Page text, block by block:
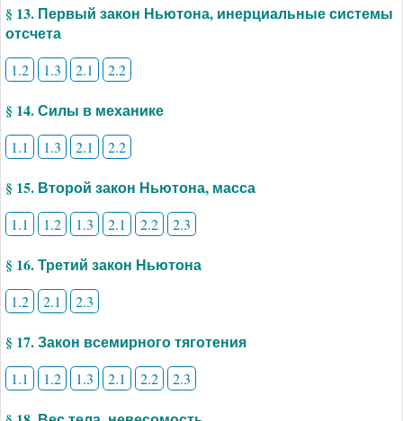
§ 13. Первый закон Ньютона, инерциальные системы
отсчета
1.2 1.3 2.1 2.2
§ 14. Силы в механике
1.1 1.3 2.1 2.2
§ 15. Второй закон Ньютона, масса
1.1 1.2 1.3 2.1 2.2 2.3
§ 16. Третий закон Ньютона
1.2 2.1 2.3
§ 17. Закон всемирного тяготения
1.1 1.2 1.3 2.1 2.2 2.3